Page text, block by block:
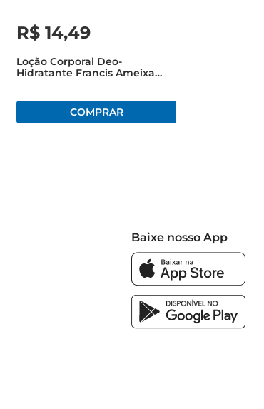
R$ 14,49
Loção Corporal Deo-
Hidratante Francis Ameixa
Baixe nosso App